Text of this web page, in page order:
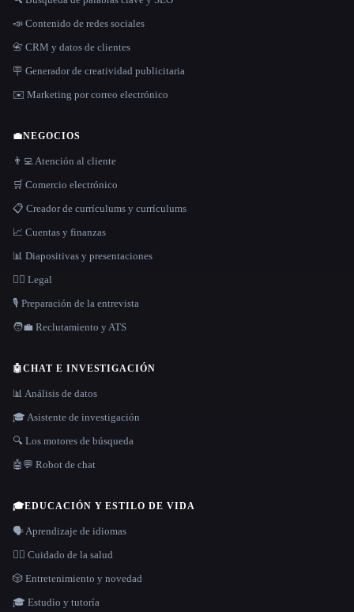
📣 Contenido de redes sociales
📇 CRM y datos de clientes
🪧 Generador de creatividad publicitaria
✉️ Marketing por correo electrónico
💼NEGOCIOS
👨‍💻 Atención al cliente
🛒 Comercio electrónico
📋 Creador de currículums y currículums
📈 Cuentas y finanzas
📊 Diapositivas y presentaciones
👩‍⚖️ Legal
🎙️ Preparación de la entrevista
🧑‍💼 Reclutamiento y ATS
🤖CHAT E INVESTIGACIÓN
📊 Análisis de datos
🎓 Asistente de investigación
🔍 Los motores de búsqueda
🤖💬 Robot de chat
🎓EDUCACIÓN Y ESTILO DE VIDA
🗣️ Aprendizaje de idiomas
👩‍⚕️ Cuidado de la salud
🎲 Entretenimiento y novedad
🎓 Estudio y tutoría